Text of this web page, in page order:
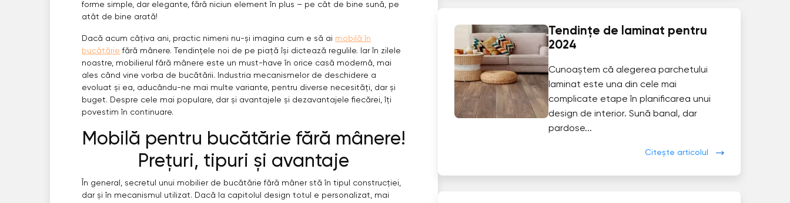
forme simple, dar elegante, fără niciun element în plus – pe cât de bine sună, pe
atât de bine arată!
Dacă acum câțiva ani, practic nimeni nu-și imagina cum e să ai mobilă în
bucătărie fără mânere. Tendințele noi de pe piață își dictează regulile. Iar în zilele
noastre, mobilierul fără mânere este un must-have în orice casă modernă, mai
ales când vine vorba de bucătării. Industria mecanismelor de deschidere a
evoluat și ea, aducându-ne mai multe variante, pentru diverse necesități, dar și
buget. Despre cele mai populare, dar și avantajele și dezavantajele fiecărei, îți
povestim în continuare.
Mobilă pentru bucătărie fără mânere!
Prețuri, tipuri și avantaje
În general, secretul unui mobilier de bucătărie fără mâner stă în tipul construcției,
dar și în mecanismul utilizat. Dacă la capitolul design totul e personalizat, mai
Tendințe de laminat pentru
2024
Cunoaștem că alegerea parchetului
laminat este una din cele mai
complicate etape în planificarea unui
design de interior. Sună banal, dar
pardose...
Citește articolul